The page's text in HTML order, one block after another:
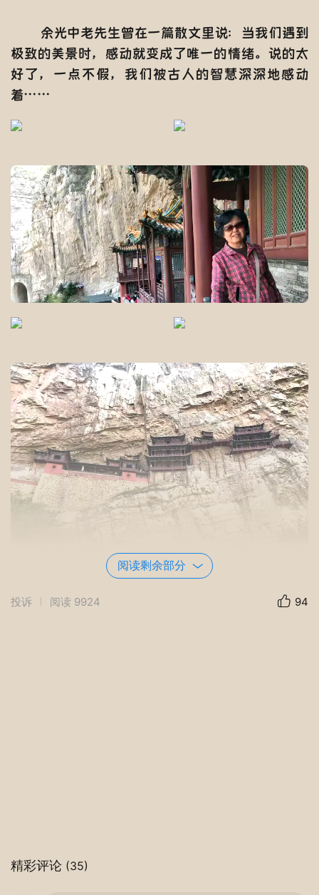
余光中老先生曾在一篇散文里说：当我们遇到
极致的美景时，感动就变成了唯一的情绪。说的太
好了，一点不假，我们被古人的智慧深深地感动
着……
阅读剩余部分
投诉 阅读 9924 94
精彩评论 (35)